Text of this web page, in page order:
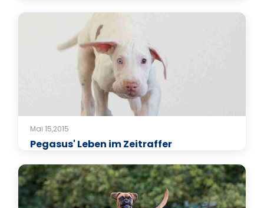
Mai 15,2015
Pegasus' Leben im Zeitraffer